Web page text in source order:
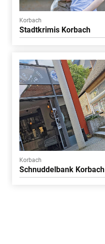
Korbach
Stadtkrimis Korbach
Korbach
Schnuddelbank Korbach